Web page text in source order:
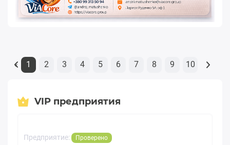
« 1 2 3 4 5 6 7 8 9 10
VIP предприятия
Предприятие: Проверено